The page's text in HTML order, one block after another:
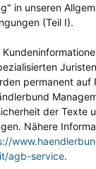
in unseren
(Teil I).
permanent auf
der Texte
Nähere
agb-service.